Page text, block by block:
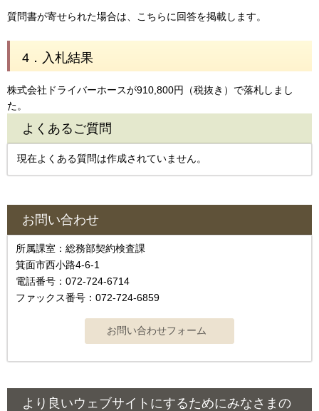
質問書が寄せられた場合は、こちらに回答を掲載します。
4．入札結果
株式会社ドライバーホースが910,800円（税抜き）で落札しまし
た。
よくあるご質問
現在よくある質問は作成されていません。
お問い合わせ
所属課室：総務部契約検査課
箕面市西小路4‐6‐1
電話番号：072-724-6714
ファックス番号：072-724-6859
より良いウェブサイトにするためにみなさまの